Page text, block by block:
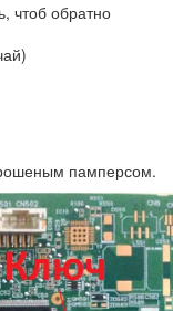
чтоб обратно
памперсом.